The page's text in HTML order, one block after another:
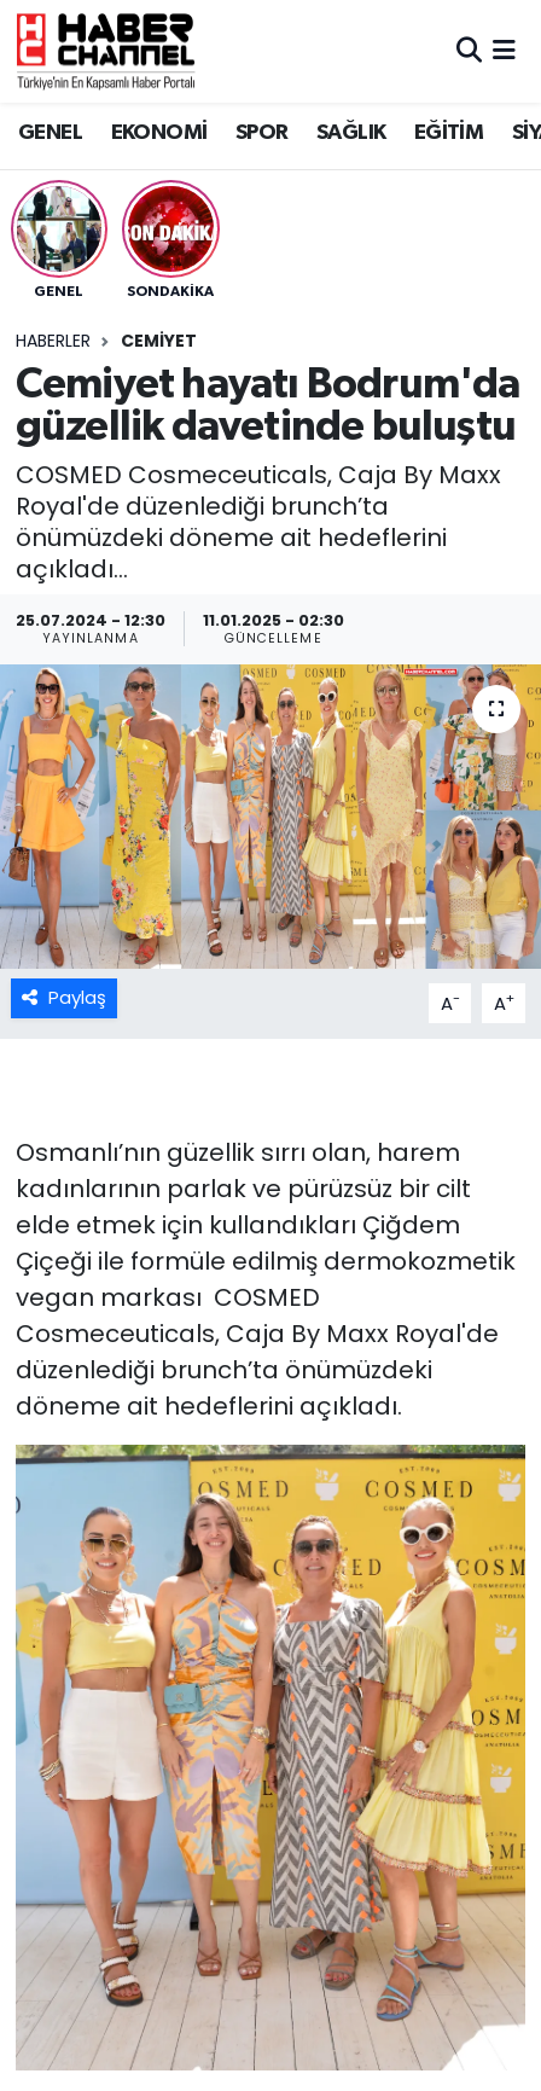
GENEL EKONOMİ SPOR SAĞLIK EĞİTİM
GENEL SONDAKIKA
HABERLER CEMİYET
Cemiyet hayatı Bodrum'da
güzellik davetinde buluştu
COSMED Cosmeceuticals, Caja By Maxx
Royal'de düzenlediği brunch’ta
önümüzdeki döneme ait hedeflerini
açıkladı...
25.07.2024 - 12:30
YAYINLANMA
11.01.2025 - 02:30
GÜNCELLEME
Paylaş A- A+
Osmanlı’nın güzellik sırrı olan, harem
kadınlarının parlak ve pürüzsüz bir cilt
elde etmek için kullandıkları Çiğdem
Çiçeği ile formüle edilmiş dermokozmetik
vegan markası COSMED
Cosmeceuticals, Caja By Maxx Royal'de
düzenlediği brunch’ta önümüzdeki
döneme ait hedeflerini açıkladı.
GENEL
SPOR
SAĞLIK
EĞİTİM
SİYASET
MAGAZİN
Nöbetçi Eczaneler
Trafik Durumu
Süper Lig Puan Durumu ve Fikstür
Tüm Manşetler
Son Dakika Haberleri
Haber Arşivi